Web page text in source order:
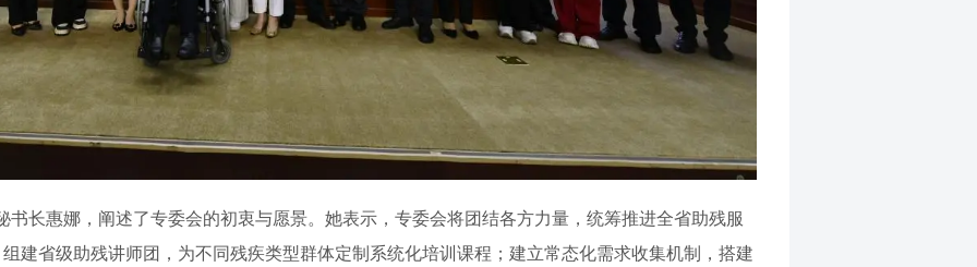
书长惠娜，阐述了专委会的初衷与愿景。她表示，专委会将团结各方力量，统筹推进全省助残服
建省级助残讲师团，为不同残疾类型群体定制系统化培训课程；建立常态化需求收集机制，搭建